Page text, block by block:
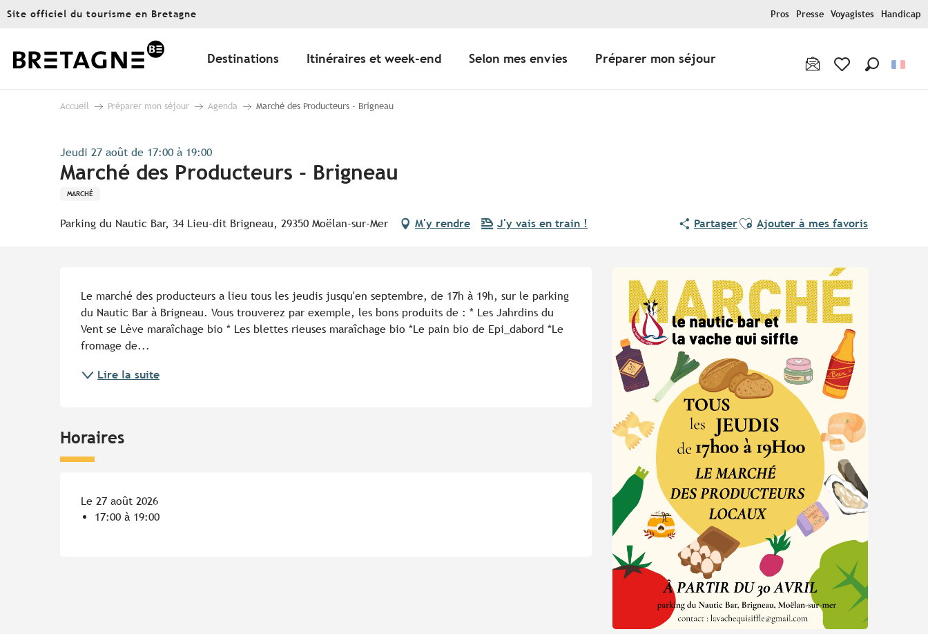
Aller
principal
Site officiel du tourisme en Bretagne Pros Presse Voyagistes Handicap
Destinations Itinéraires et week-end Selon mes envies Préparer mon séjour
Accueil Préparer mon séjour Agenda Marché des Producteurs - Brigneau
Jeudi 27 août de 17:00 à 19:00
Marché des Producteurs - Brigneau
MARCHÉ
Parking du Nautic Bar, 34 Lieu-dit Brigneau, 29350 Moëlan-sur-Mer M'y rendre J'y vais en train ! PartagerAjouter aux favoris
Ajouter à mes favoris
Le marché des producteurs a lieu tous les jeudis jusqu'en septembre, de 17h à 19h, sur le parking
du Nautic Bar à Brigneau. Vous trouverez par exemple, les bons produits de : * Les Jahrdins du
Vent se Lève maraîchage bio * Les blettes rieuses maraîchage bio *Le pain bio de Epi_dabord *Le
fromage de...
Lire la suite
Horaires
Le 27 août 2026
17:00 à 19:00